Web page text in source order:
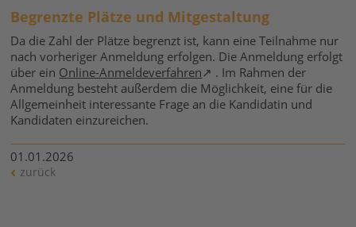
Begrenzte Plätze und Mitgestaltung
Da die Zahl der Plätze begrenzt ist, kann eine Teilnahme nur
nach vorheriger Anmeldung erfolgen. Die Anmeldung erfolgt
über ein Online-Anmeldeverfahren
. Im Rahmen der
Anmeldung besteht außerdem die Möglichkeit, eine für die
Allgemeinheit interessante Frage an die Kandidatin und
Kandidaten einzureichen.
01.01.2026
zurück